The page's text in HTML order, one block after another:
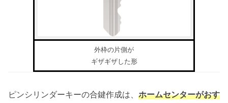
外枠の片側が
ギザギザした形
ピンシリンダーキーの合鍵作成は、 ホームセンターがおす